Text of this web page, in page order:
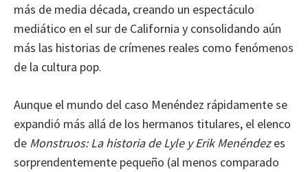
más de media década, creando un espectáculo
mediático en el sur de California y consolidando aún
más las historias de crímenes reales como fenómenos
de la cultura pop.
Aunque el mundo del caso Menéndez rápidamente se
expandió más allá de los hermanos titulares, el elenco
de Monstruos: La historia de Lyle y Erik Menéndezes
sorprendentemente pequeño (al menos comparado